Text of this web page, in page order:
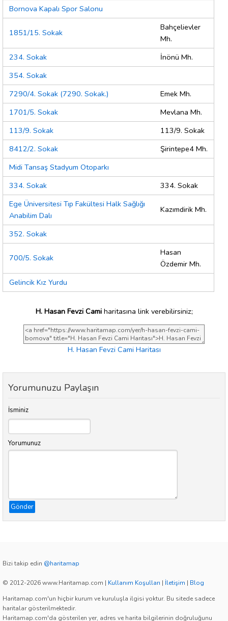
Bornova Kapalı Spor Salonu
1851/15. Sokak
Bahçelievler
Mh.
234. Sokak
İnönü Mh.
354. Sokak
7290/4. Sokak (7290. Sokak.)
Emek Mh.
1701/5. Sokak
Mevlana Mh.
113/9. Sokak
113/9. Sokak
8412/2. Sokak
Şirintepe4 Mh.
Midi Tansaş Stadyum Otoparkı
334. Sokak
334. Sokak
Ege Üniversitesi Tıp Fakültesi Halk Sağlığı
Anabilim Dalı
Kazımdirik Mh.
352. Sokak
700/5. Sokak
Hasan
Özdemir Mh.
Gelincik Kız Yurdu
H. Hasan Fevzi Camiharitasına link verebilirsiniz;
H. Hasan Fevzi Cami Haritası
Yorumunuzu Paylaşın
İsminiz
Yorumunuz
Gönder
Bizi takip edin @haritamap
© 2012-2026 www.Haritamap.com | Kullanım Koşulları | İletişim | Blog
Haritamap.com'un hiçbir kurum ve kuruluşla ilgisi yoktur. Bu sitede sadece
haritalar gösterilmektedir.
Haritamap.com'da gösterilen yer, adres ve harita bilgilerinin doğruluğunu